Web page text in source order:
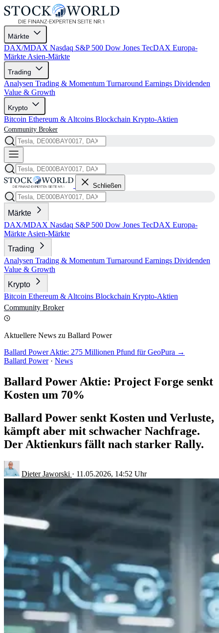
Märkte
DAX/MDAX Nasdaq S&P 500 Dow Jones TecDAX Europa-
Märkte Asien-Märkte
Trading
Analysen Trading & Momentum Turnaround Earnings Dividenden
Value & Growth
Krypto
Bitcoin Ethereum & Altcoins Blockchain Krypto-Aktien
Community Broker
Schließen
Märkte
DAX/MDAX Nasdaq S&P 500 Dow Jones TecDAX Europa-
Märkte Asien-Märkte
Trading
Analysen Trading & Momentum Turnaround Earnings Dividenden
Value & Growth
Krypto
Bitcoin Ethereum & Altcoins Blockchain Krypto-Aktien
Community Broker
Aktuellere News zu Ballard Power
Ballard Power Aktie: 275 Millionen Pfund für GeoPura →
Ballard Power · News
Ballard Power Aktie: Project Forge senkt
Kosten um 70%
Ballard Power senkt Kosten und Verluste,
kämpft aber mit schwacher Nachfrage.
Der Aktienkurs fällt nach starker Rally.
Dieter Jaworski · 11.05.2026, 14:52 Uhr